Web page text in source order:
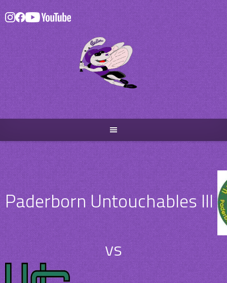
Skip
to
content
Paderborn Untouchables III
vs